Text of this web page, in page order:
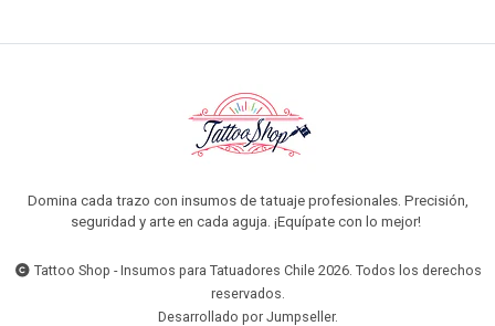
Domina cada trazo con insumos de tatuaje profesionales. Precisión,
seguridad y arte en cada aguja. ¡Equípate con lo mejor!
Tattoo Shop - Insumos para Tatuadores Chile 2026. Todos los derechos
reservados.
Desarrollado por Jumpseller.